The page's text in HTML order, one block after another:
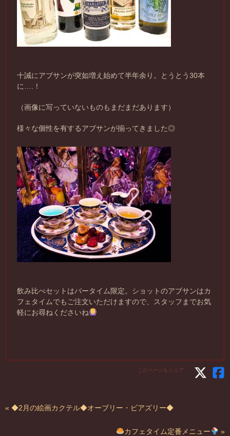
十誡にアブサンが突如増え始めて半年余り。とうとう30本
に….！
（画像に写っていないものもまだまだあります）
様々な個性を有するアブサンが揃ってきました◎
飲み比べセットはバータイム限定。ショットのアブサンはカ
フェタイムでもご注文いただけますので、スタッフまでお気
軽にお尋ねくださいね
このページをシェア：
« ◆2月の絵画カクテル◆オーブリー・ビアズリー◆
カフェタイム定番メニュー »